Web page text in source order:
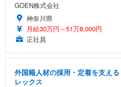
GOEN株式会社
神奈川県
月給30万円～51万8,000円
正社員
外国籍人材の採用・定着を支え
レックス